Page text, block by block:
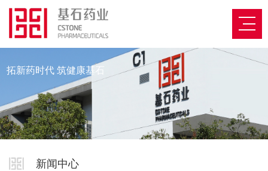
拓新药时代 筑健康基石
新闻中心